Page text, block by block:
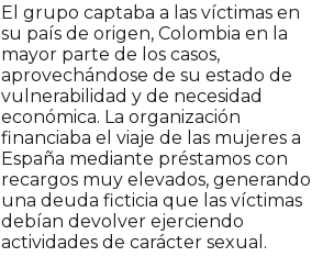
El grupo captaba a las víctimas en
su país de origen, Colombia en la
mayor parte de los casos,
aprovechándose de su estado de
vulnerabilidad y de necesidad
económica. La organización
financiaba el viaje de las mujeres a
España mediante préstamos con
recargos muy elevados, generando
una deuda ficticia que las víctimas
debían devolver ejerciendo
actividades de carácter sexual.